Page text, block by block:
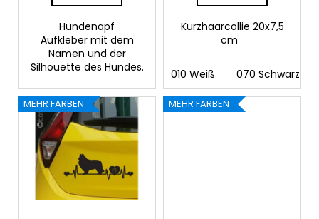
Hundenapf
Aufkleber mit dem
Namen und der
Silhouette des Hundes.
Kurzhaarcollie 20x7,5
cm
010 Weiß 070 Schwarz
MEHR FARBEN MEHR FARBEN